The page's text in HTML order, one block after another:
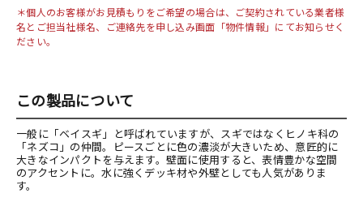
＊個人のお客様がお見積もりをご希望の場合は、ご契約されている業者様
名とご担当社様名、ご連絡先を申し込み画面「物件情報」にてお知らせく
ださい。
この製品について
一般に「ベイスギ」と呼ばれていますが、スギではなくヒノキ科の
「ネズコ」の仲間。ピースごとに色の濃淡が大きいため、意匠的に
大きなインパクトを与えます。壁面に使用すると、表情豊かな空間
のアクセントに。水に強くデッキ材や外壁としても人気がありま
す。